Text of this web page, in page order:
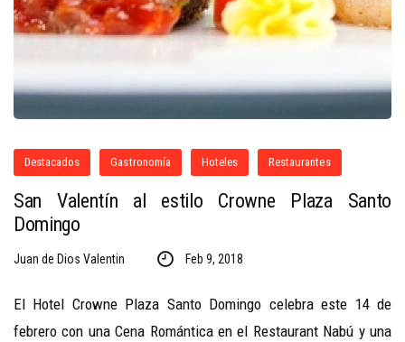
Destacados Gastronomía Hoteles Restaurantes
San Valentín al estilo Crowne Plaza Santo
Domingo
Juan de Dios Valentin Feb 9, 2018
El Hotel Crowne Plaza Santo Domingo celebra este 14 de
febrero con una Cena Romántica en el Restaurant Nabú y una